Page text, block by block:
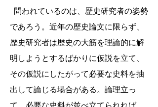
問われているのは、歴史研究者の姿勢
であろう。近年の歴史論文に限らず、
歴史研究者は歴史の大筋を理論的に解
明しようとするばかりに仮説を立て、
その仮説にしたがって必要な史料を抽
出して論じる場合がある。論理立っ
て、必要な史料が並べ立てられれば、